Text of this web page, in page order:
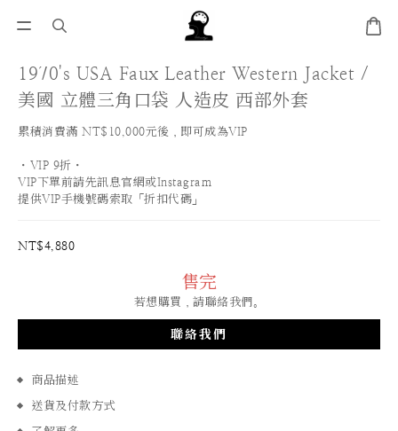
1970's USA Faux Leather Western Jacket /
美國 立體三角口袋 人造皮 西部外套
累積消費滿 NT$10,000元後，即可成為VIP
・VIP 9折・
VIP下單前請先訊息官網或Instagram
提供VIP手機號碼索取「折扣代碼」
NT$4,880
售完
若想購買，請聯絡我們。
聯絡我們
商品描述
送貨及付款方式